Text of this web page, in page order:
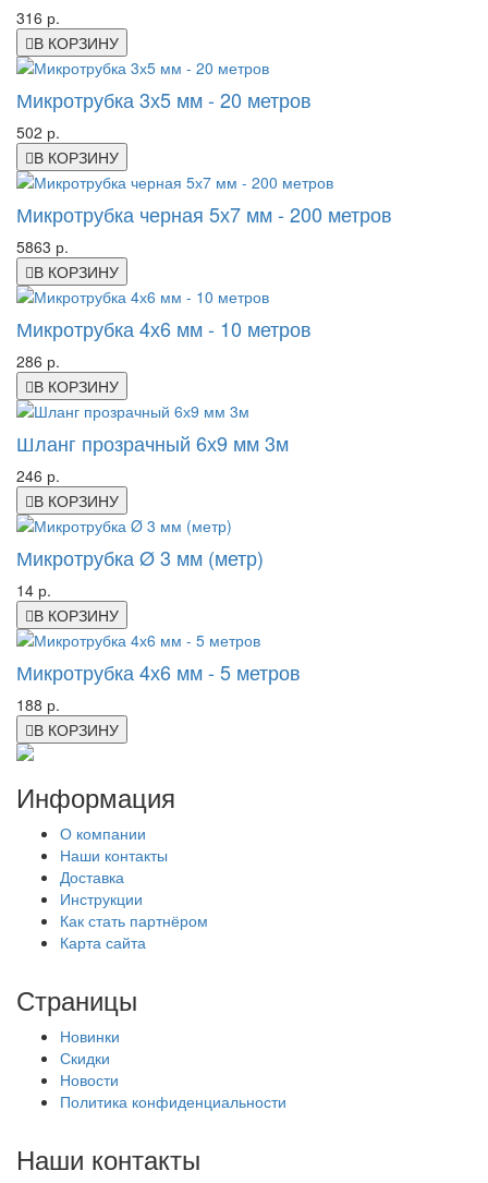
316 р.
В КОРЗИНУ
Микротрубка 3х5 мм - 20 метров
502 р.
В КОРЗИНУ
Микротрубка черная 5х7 мм - 200 метров
5863 р.
В КОРЗИНУ
Микротрубка 4х6 мм - 10 метров
286 р.
В КОРЗИНУ
Шланг прозрачный 6х9 мм 3м
246 р.
В КОРЗИНУ
Микротрубка Ø 3 мм (метр)
14 р.
В КОРЗИНУ
Микротрубка 4х6 мм - 5 метров
188 р.
В КОРЗИНУ
Информация
О компании
Наши контакты
Доставка
Инструкции
Как стать партнёром
Карта сайта
Страницы
Новинки
Скидки
Новости
Политика конфиденциальности
Наши контакты